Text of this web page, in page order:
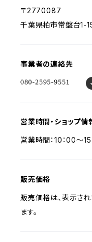
〒2770087
千葉県柏市常盤台1-
事業者の連絡先
営業時間・ショップ情
営業時間：10：00～
販売価格
販売価格は、表示さ
ます。